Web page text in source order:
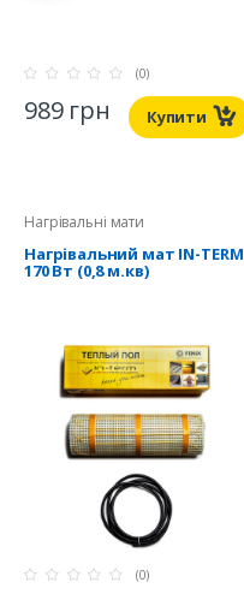
(0)
989 грн Купити
Нагрівальні мати
Нагрівальний мат IN-TERM
170 Вт (0,8 м.кв)
(0)